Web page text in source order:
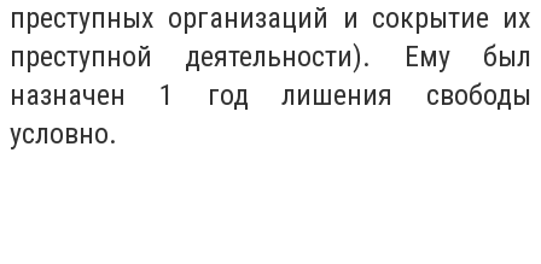
преступных организаций и сокрытие их
преступной деятельности). Ему был
назначен 1 год лишения свободы
условно.